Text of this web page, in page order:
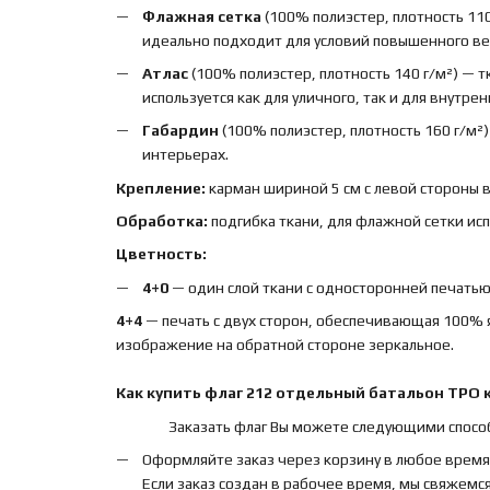
Флажная сетка (100% полиэстер, плотность
идеально подходит для условий повышенного
Атлас(100% полиэстер, плотность 140 г/м²) —
используется как для уличного, так и для
Габардин (100% полиэстер, плотность 160 г/
интерьерах.
Крепление: карман шириной 5 см с левой стороны
Обработка: подгибка ткани, для флажной сетки
Цветность:
4+0— один слой ткани с односторонней
4+4— печать с двух сторон, обеспечивающая 100%
изображение на обратной стороне зеркальное.
Как купить флаг 212 отдельный батальон ТРО
Заказать флаг Вы можете следующими
Оформляйте заказ через корзину в любое
Если заказ создан в рабочее время, мы